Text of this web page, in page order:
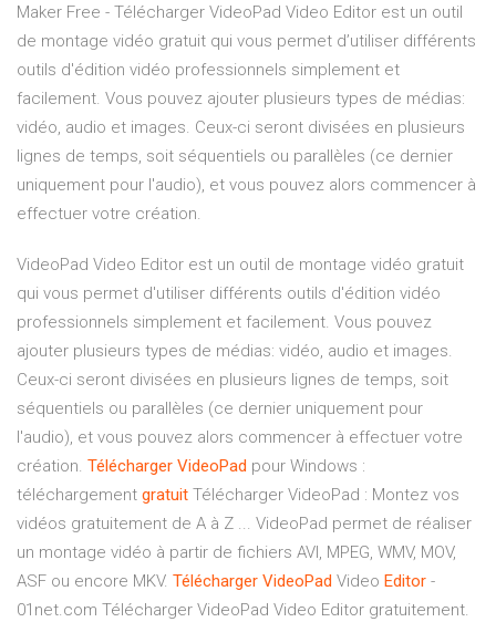
Maker Free - Télécharger VideoPad Video Editor est un outil
de montage vidéo gratuit qui vous permet d’utiliser différents
outils d'édition vidéo professionnels simplement et
facilement. Vous pouvez ajouter plusieurs types de médias:
vidéo, audio et images. Ceux-ci seront divisées en plusieurs
lignes de temps, soit séquentiels ou parallèles (ce dernier
uniquement pour l'audio), et vous pouvez alors commencer à
effectuer votre création.
VideoPad Video Editor est un outil de montage vidéo gratuit
qui vous permet d'utiliser différents outils d'édition vidéo
professionnels simplement et facilement. Vous pouvez
ajouter plusieurs types de médias: vidéo, audio et images.
Ceux-ci seront divisées en plusieurs lignes de temps, soit
séquentiels ou parallèles (ce dernier uniquement pour
l'audio), et vous pouvez alors commencer à effectuer votre
création. Télécharger VideoPad pour Windows :
téléchargement gratuit Télécharger VideoPad : Montez vos
vidéos gratuitement de A à Z ... VideoPad permet de réaliser
un montage vidéo à partir de fichiers AVI, MPEG, WMV, MOV,
ASF ou encore MKV. Télécharger VideoPad Video Editor -
01net.com Télécharger VideoPad Video Editor gratuitement.